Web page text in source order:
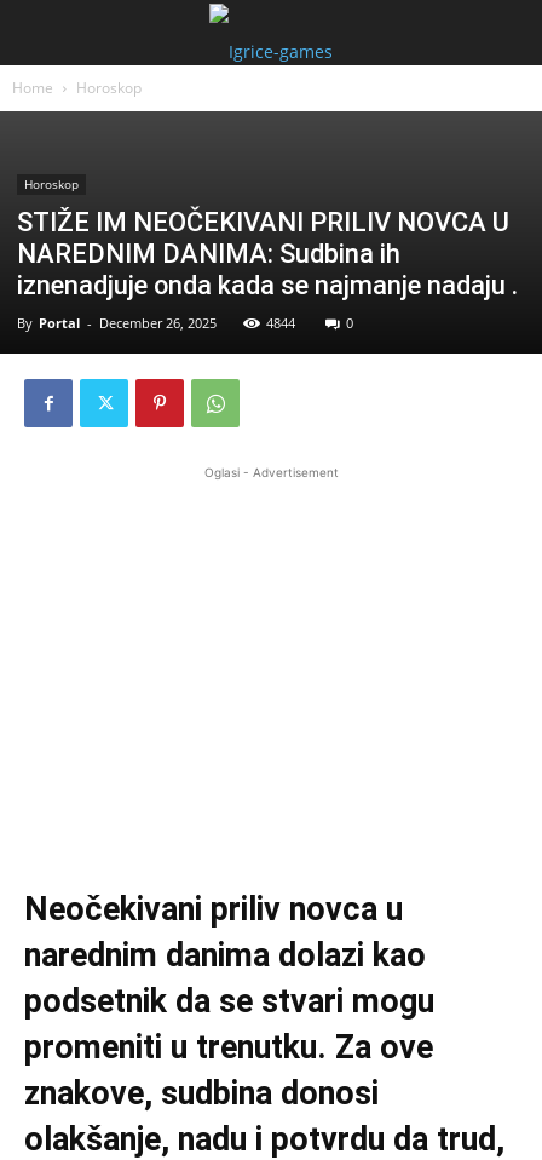
Home Horoskop
Horoskop
STIŽE IM NEOČEKIVANI PRILIV NOVCA U
NAREDNIM DANIMA: Sudbina ih
iznenadjuje onda kada se najmanje nadaju .
By Portal - December 26, 2025 4844 0
Oglasi - Advertisement
Neočekivani priliv novca u
narednim danima dolazi kao
podsetnik da se stvari mogu
promeniti u trenutku. Za ove
znakove, sudbina donosi
olakšanje, nadu i potvrdu da trud,